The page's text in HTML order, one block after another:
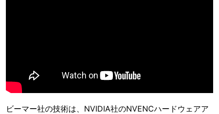
ビーマー社の技術は、NVIDIA社のNVENCハードウェアア